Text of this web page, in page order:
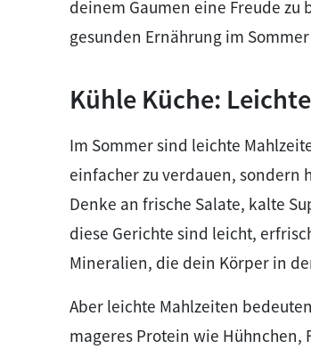
deinem Gaumen eine Freude zu
gesunden Ernährung im
Kühle Küche:
Im Sommer sind leichte
einfacher zu verdauen, sondern
Denke an frische Salate, kalte
diese Gerichte sind leicht,
Mineralien, die dein Körper in
Aber leichte Mahlzeiten
mageres Protein wie Hühnchen,